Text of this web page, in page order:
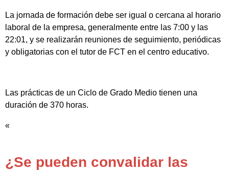
La jornada de formación debe ser igual o cercana al horario
laboral de la empresa, generalmente entre las 7:00 y las
22:01, y se realizarán reuniones de seguimiento, periódicas
y obligatorias con el tutor de FCT en el centro educativo.
Las prácticas de un Ciclo de Grado Medio tienen una
duración de 370 horas.
«
¿Se pueden convalidar las